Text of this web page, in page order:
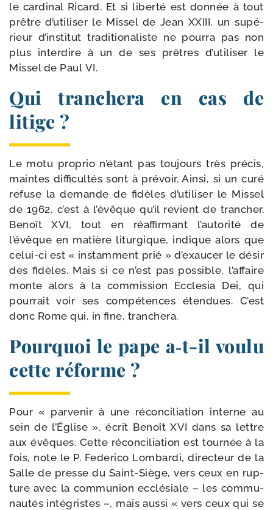
le car­di­nal Ricard. Et si liber­té est don­née à tout
prêtre d’utiliser le Missel de Jean XXIII, un supé­
rieur d’institut tra­di­tio­na­liste ne pour­ra pas non
plus inter­dire à un de ses prêtres d’utiliser le
Missel de Paul VI.
Qui tranchera en cas de
litige ?
Le motu pro­prio n’étant pas tou­jours très pré­cis,
maintes dif­fi­cul­tés sont à pré­voir. Ainsi, si un curé
refuse la demande de fidèles d’utiliser le Missel
de 1962, c’est à l’évêque qu’il revient de tran­cher.
Benoît XVI, tout en réaf­fir­mant l’autorité de
l’évêque en matière litur­gique, indique alors que
celui-​ci est « ins­tam­ment prié » d’exaucer le désir
des fidèles. Mais si ce n’est pas pos­sible, l’affaire
monte alors à la com­mis­sion Ecclesia Dei, qui
pour­rait voir ses com­pé­tences éten­dues. C’est
donc Rome qui, in fine, tranchera.
Pourquoi le pape a‑t-​il voulu
cette réforme ?
Pour « par­ve­nir à une récon­ci­lia­tion interne au
sein de l’Église », écrit Benoît XVI dans sa lettre
aux évêques. Cette récon­ci­lia­tion est tour­née à la
fois, note le P. Federico Lombardi, direc­teur de la
Salle de presse du Saint-​Siège, vers ceux en rup­
ture avec la com­mu­nion ecclé­siale – les com­mu­
nau­tés inté­gristes –, mais aus­si « vers ceux qui se